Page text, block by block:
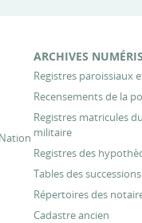
ARCHIVES
Registres paroissiaux
Recensements de la
Registres matricules
militaire
Registres des
Tables des
Répertoires des
Cadastre ancien